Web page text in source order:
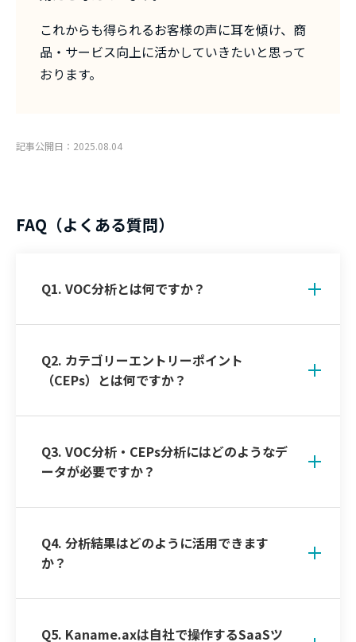
これからも得られるお客様の声に耳を傾け、商
品・サービス向上に活かしていきたいと思って
おります。
記事公開日：2025.08.04
FAQ（よくある質問）
Q1. VOC分析とは何ですか？
Q2. カテゴリーエントリーポイント
（CEPs）とは何ですか？
Q3. VOC分析・CEPs分析にはどのようなデ
ータが必要ですか？
Q4. 分析結果はどのように活用できます
か？
Q5. Kaname.axは自社で操作するSaaSツ